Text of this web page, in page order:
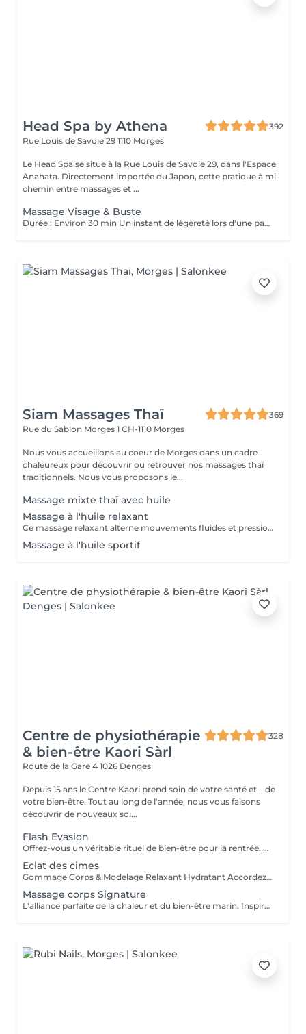
Head Spa by Athena
392
Rue Louis de Savoie 29 1110 Morges
Le Head Spa se situe à la Rue Louis de Savoie 29, dans l'Espace
Anahata. Directement importée du Japon, cette pratique à mi-
chemin entre massages et ...
Massage Visage & Buste
Durée : Environ 30 min Un instant de légèreté lors d'une pause ressourçante. Ce rituel comprend: - Massage délicat du visage, cuir chevelu, épaules et décolleté (avec huile) À savoir : Sans diagnostic ni traitement du cuir chevelu Pas de lavage de cheveux Merci de prendre note que aurez les cheveux huilés en sortant. Modalités de réservation: - Une carte bancaire est requise pour garantir la réservation (politique d'annulation), mais le paiement se fait en espèces le jour du soin. - Retard & annulation : - En cas de retard de plus de 5 minutes, la prestation n'est plus garantie. - Pour toute annulation tardive, des frais s'appliquent. * Besoin de me prévenir ? 077 248 13 25 Merci de noter que les extensions capillaires/dreadlocks ne sont pas compatibles avec les prestations. * Cette prestation n'est pas cumulable avec une autre prestation Le Head Spa se trouve à la Rue Louis de Savoie 29, 4ème étage, dans l'espace Anahata à Morges.
Siam Massages Thaï
369
Rue du Sablon Morges 1 CH-1110 Morges
Nous vous accueillons au coeur de Morges dans un cadre
chaleureux pour découvrir ou retrouver nos massages thaï
traditionnels. Nous vous proposons le...
Massage mixte thaï avec huile
Massage à l'huile relaxant
Ce massage relaxant alterne mouvements fluides et pressions profondes afin de détendre vos muscles et ôter vos tensions. Ce massage vous apaisera du stress de la vie quotidienne et vous permettra de retrouver cette sensation de bien-être.
Massage à l'huile sportif
Centre de physiothérapie
& bien-être Kaori Sàrl
328
Route de la Gare 4 1026 Denges
Depuis 15 ans le Centre Kaori prend soin de votre santé et... de
votre bien-être. Tout au long de l'année, nous vous faisons
découvrir de nouveaux soi...
Flash Evasion
Offrez-vous un véritable rituel de bien-être pour la rentrée. Commencez par un gommage du dos qui élimine les cellules mortes, affine le grain de peau et stimule le renouvellement cutané. Votre peau retrouve toute sa douceur et est parfaitement préparée à recevoir les soins suivants. Poursuivez avec un massage crânien relaxant, idéal pour relâcher les tensions accumulées, apaiser l'esprit et procurer une profonde sensation de détente. Pendant ce moment de relaxation, profitez d'un démaquillage du visage suivi de l'application d'un masque hydratant. Riche en actifs nourrissants, il réhydrate la peau, lui redonne confort, souplesse et éclat. Un soin complet qui associe exfoliation, relaxation et hydratation pour retrouver une peau lumineuse et un esprit apaisé.
Eclat des cimes
Gommage Corps & Modelage Relaxant Hydratant Accordez-vous un véritable rituel de bien-être alliant douceur, relaxation et hydratation. Le gommage corps exfolie délicatement la peau, élimine les cellules mortes et stimule le renouvellement cutané. La peau retrouve instantanément douceur, luminosité et est parfaitement préparée à recevoir les bienfaits du soin. Le rituel se prolonge avec un modelage relaxant hydratant, réalisé à l'aide d'une huile ou d'un baume nourrissant. Les manuvres lentes et enveloppantes favorisent le relâchement des tensions, procurent une profonde sensation de détente et laissent la peau intensément nourrie, souple et soyeuse. Un soin complet qui révèle l'éclat naturel de la peau tout en offrant un véritable moment de lâcher-prise. À la sortie, le corps est détendu, la peau est douce, satinée et durablement hydratée
Massage corps Signature
L'alliance parfaite de la chaleur et du bien-être marin. Inspiré des bienfaits de la mer, le massage aux galets chauffants Thalgo combine chaleur minérale et actifs marins pour une détente absolue. Chaque mouvement est pensé pour apaiser, réconforter et revitaliser le corps dans une atmosphère de calme et de sérénité.